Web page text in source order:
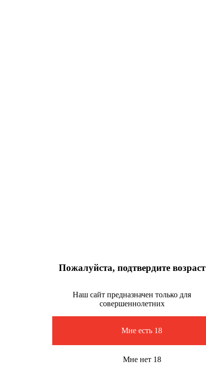
Пожалуйста, подтвердите возраст
Наш сайт предназначен только для
совершеннолетних
Мне есть 18
Мне нет 18